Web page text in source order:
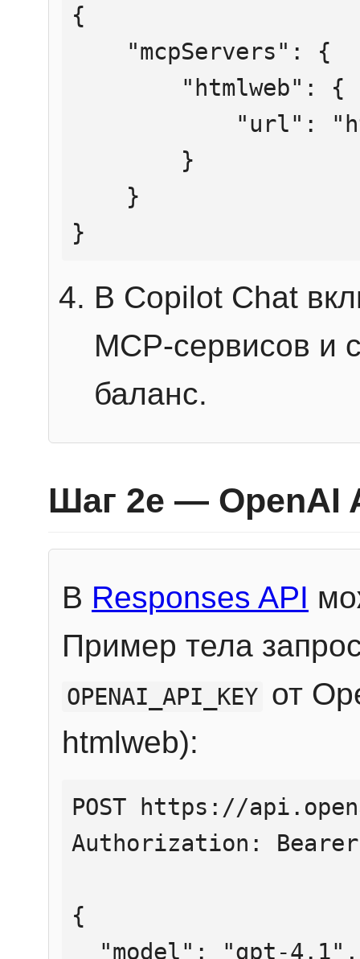
{
}
В Copilot Chat
MCP-сервисов и
баланс.
Шаг 2e — OpenAI
В Responses API
Пример тела
OPENAI_API_KEY от
htmlweb):
POST https://
Authorization:
{